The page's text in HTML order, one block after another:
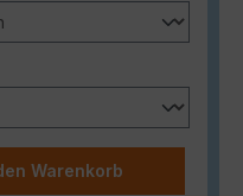
den
Warenkorb